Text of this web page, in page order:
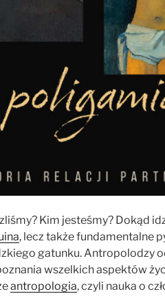
Kim jesteśmy? Dokąd
, lecz także fundamentalne
gatunku. Antropolodzy
wszelkich aspektów
antropologia, czyli nauka o